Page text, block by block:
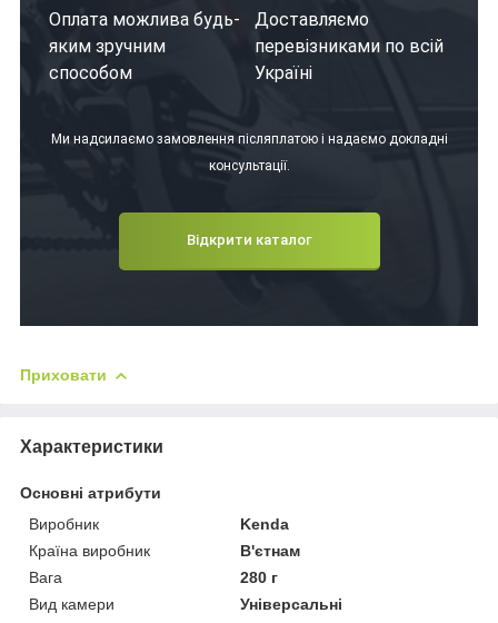
Оплата можлива будь-
яким зручним
способом
Доставляємо
перевізниками по всій
Україні
Ми надсилаємо замовлення післяплатою і надаємо докладні
консультації.
Відкрити каталог
Приховати
Характеристики
Основні атрибути
Виробник
Kenda
Країна виробник
В'єтнам
Вага
280 г
Вид камери
Універсальні